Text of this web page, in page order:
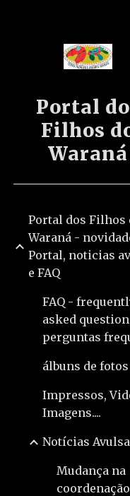
Portal
Filhos
Waraná
Portal dos Filhos
Waraná -
Portal, noticias
e FAQ
FAQ -
asked
perguntas
álbuns de fotos
Impressos,
Imagens....
Notícias
Mudança na